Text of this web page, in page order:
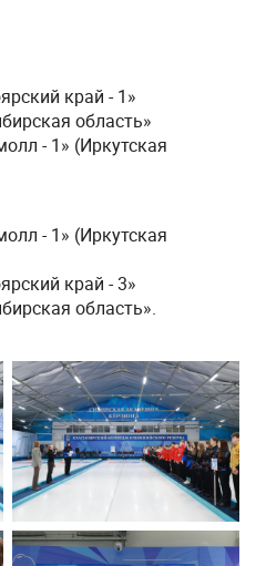
край - 1»
область»
- 1» (Иркутская
- 1» (Иркутская
край - 3»
область».